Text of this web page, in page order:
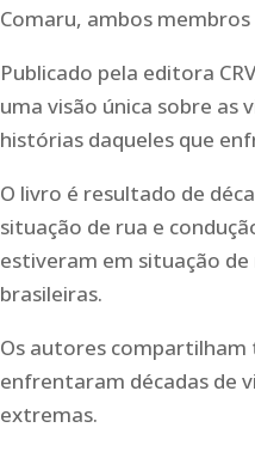
Comaru, ambos
Publicado pela editora
uma visão única sobre as
histórias daqueles que
O livro é resultado de
situação de rua e
estiveram em situação
brasileiras.
Os autores compartilham
enfrentaram décadas de
extremas.